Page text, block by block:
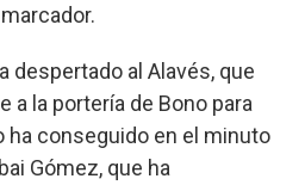
despertado al Alavés, que
a la portería de Bono para
ha conseguido en el minuto
Gómez, que ha